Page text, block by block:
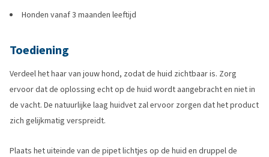
Honden vanaf 3 maanden leeftijd
Toediening
Verdeel het haar van jouw hond, zodat de huid zichtbaar is. Zorg
ervoor dat de oplossing echt op de huid wordt aangebracht en niet in
de vacht. De natuurlijke laag huidvet zal ervoor zorgen dat het product
zich gelijkmatig verspreidt.
Plaats het uiteinde van de pipet lichtjes op de huid en druppel de